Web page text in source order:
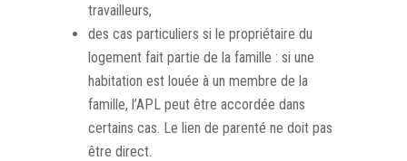
travailleurs,
des cas particuliers si le propriétaire du
logement fait partie de la famille : si une
habitation est louée à un membre de la
famille, l’APL peut être accordée dans
certains cas. Le lien de parenté ne doit pas
être direct.